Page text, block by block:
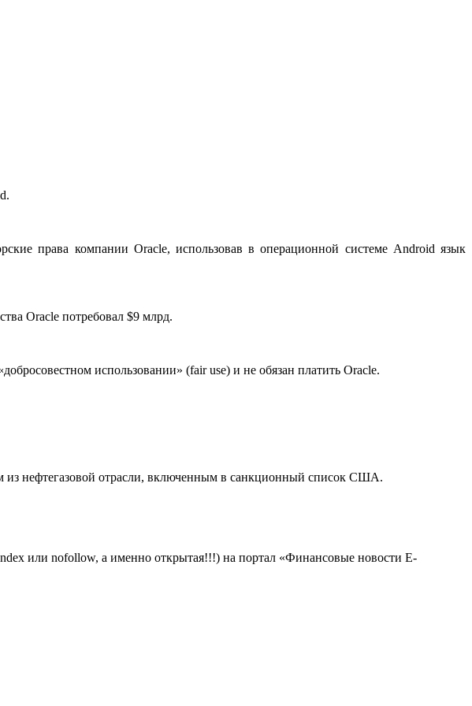
права компании Oracle, использовав в операционной системе Android язык
Oracle потребовал $9 млрд.
использовании» (fair use) и не обязан платить Oracle.
из нефтегазовой отрасли, включенным в санкционный список США.
или nofollow, а именно открытая!!!) на портал «Финансовые новости E-